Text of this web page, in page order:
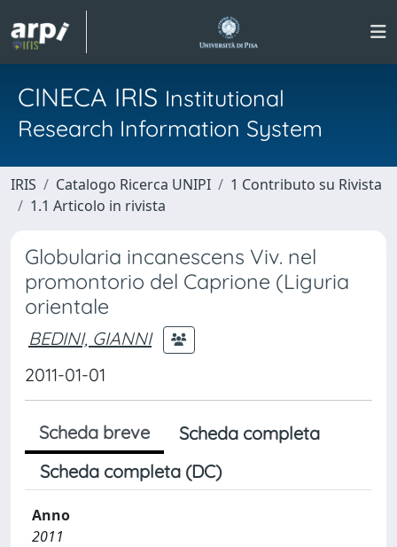
CINECA IRIS Institutional
Research Information System
IRIS Catalogo Ricerca UNIPI
1 Contributo su Rivista
1.1 Articolo in rivista
Globularia incanescens Viv. nel
promontorio del Caprione (Liguria
orientale
BEDINI, GIANNI
2011-01-01
Scheda breve
Scheda completa
Scheda completa (DC)
Anno
2011